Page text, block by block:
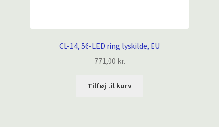
CL-14, 56-LED ring lyskilde, EU
771,00 kr.
Tilføj til kurv